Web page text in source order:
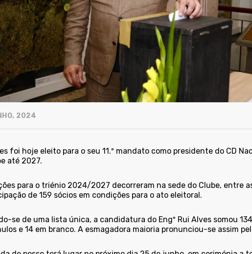
2024
foi hoje eleito para o seu 11.º mandato como presidente do CD
até 2027.
para o triénio 2024/2027 decorreram na sede do Clube, entre
de 159 sócios em condições para o ato eleitoral.
se de uma lista única, a candidatura do Engº Rui Alves somou
e 14 em branco. A esmagadora maioria pronunciou-se assim